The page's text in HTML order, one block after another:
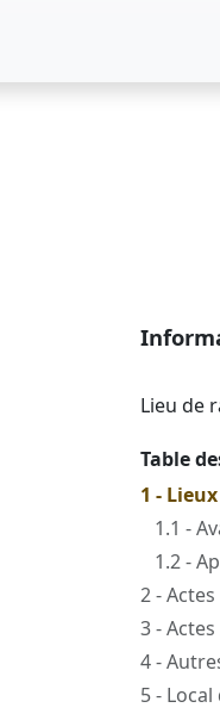
Lieu de
Table
1 -
1.1 -
1.2 -
2 - Actes
3 -
4 -
5 -